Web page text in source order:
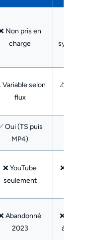
Non pris en
charge
selon
flux
⚠️ 720p
Oui (TS puis
MP4)
❌ YouTube
seulement
❌ Pas
Abandonné
2023
❌ Sans
à jour